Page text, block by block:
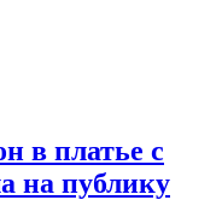
в платье с
на публику